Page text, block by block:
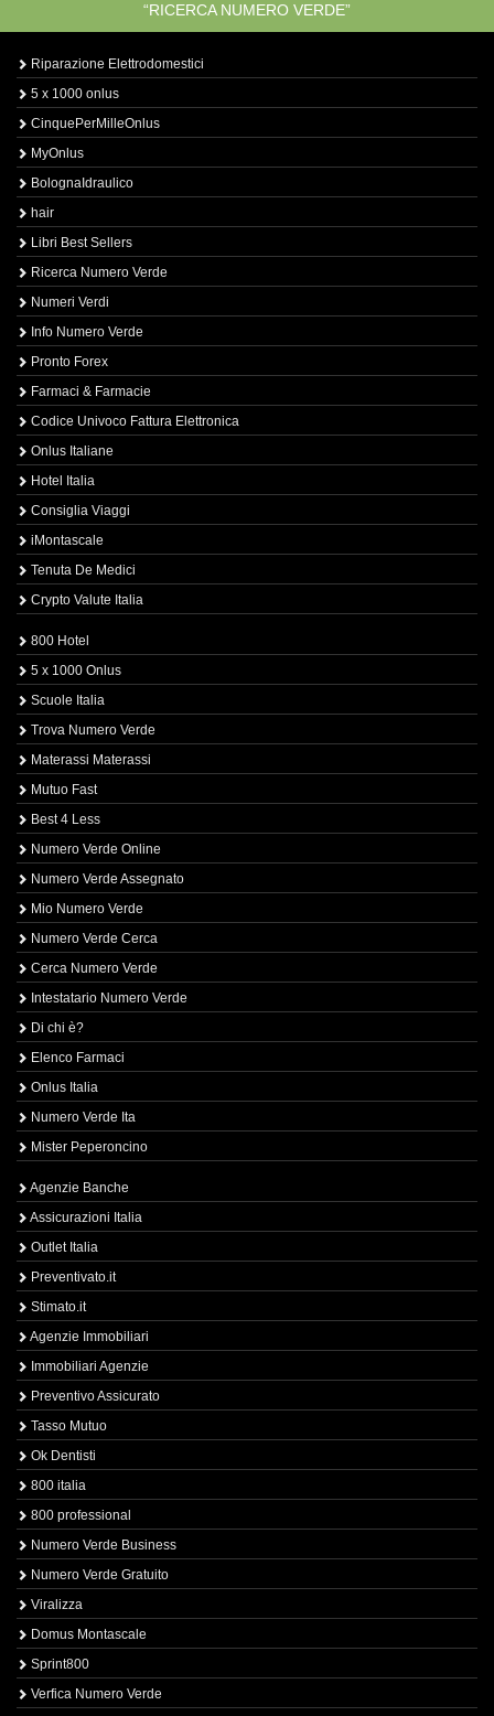
“RICERCA NUMERO VERDE”
Riparazione Elettrodomestici
5 x 1000 onlus
CinquePerMilleOnlus
MyOnlus
BolognaIdraulico
hair
Libri Best Sellers
Ricerca Numero Verde
Numeri Verdi
Info Numero Verde
Pronto Forex
Farmaci & Farmacie
Codice Univoco Fattura Elettronica
Onlus Italiane
Hotel Italia
Consiglia Viaggi
iMontascale
Tenuta De Medici
Crypto Valute Italia
800 Hotel
5 x 1000 Onlus
Scuole Italia
Trova Numero Verde
Materassi Materassi
Mutuo Fast
Best 4 Less
Numero Verde Online
Numero Verde Assegnato
Mio Numero Verde
Numero Verde Cerca
Cerca Numero Verde
Intestatario Numero Verde
Di chi è?
Elenco Farmaci
Onlus Italia
Numero Verde Ita
Mister Peperoncino
Agenzie Banche
Assicurazioni Italia
Outlet Italia
Preventivato.it
Stimato.it
Agenzie Immobiliari
Immobiliari Agenzie
Preventivo Assicurato
Tasso Mutuo
Ok Dentisti
800 italia
800 professional
Numero Verde Business
Numero Verde Gratuito
Viralizza
Domus Montascale
Sprint800
Verfica Numero Verde